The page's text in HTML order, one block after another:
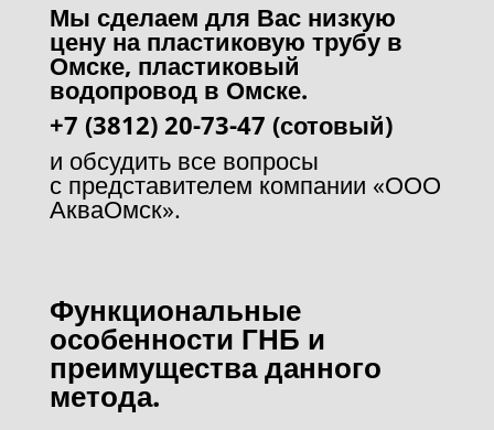
Мы сделаем для Вас низкую
цену на пластиковую трубу в
Омске, пластиковый
водопровод в Омске.
+7 (3812) 20-73-47 (сотовый)
и обсудить все вопросы
с представителем компании «ООО
АкваОмск».
Функциональные
особенности ГНБ и
преимущества данного
метода.